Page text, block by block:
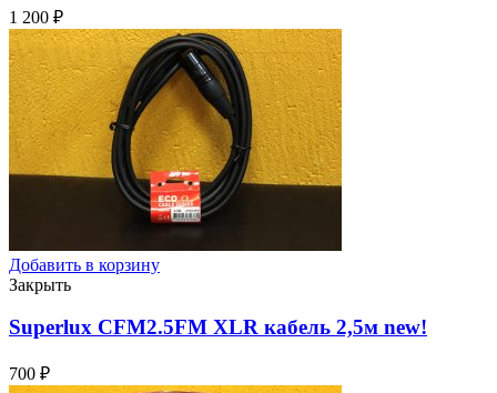
1 200 ₽
Добавить в корзину
Закрыть
Superlux CFM2.5FM XLR кабель 2,5м new!
700 ₽